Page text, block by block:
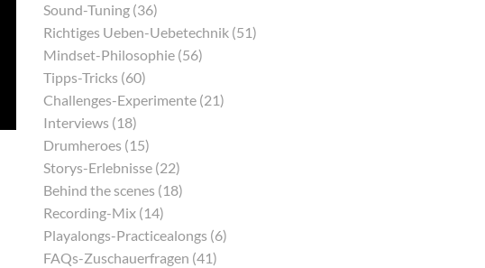
Sound-Tuning (36)
Richtiges Ueben-Uebetechnik (51)
Mindset-Philosophie (56)
Tipps-Tricks (60)
Challenges-Experimente (21)
Interviews (18)
Drumheroes (15)
Storys-Erlebnisse (22)
Behind the scenes (18)
Recording-Mix (14)
Playalongs-Practicealongs (6)
FAQs-Zuschauerfragen (41)